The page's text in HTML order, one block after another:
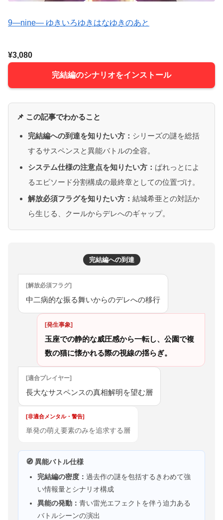
9―nine― ゆきいろゆきはなゆきのあと
¥3,080
完結編のシナリオをインストール
📌 この記事でわかること
完結編への到達を知りたい方： シリーズの謎を総括
するサスペンスと異能バトルの全容。
システム仕様の注意点を知りたい方： ぱれっとによ
るエピソード分割構成の最終章としての位置づけ。
解放必須フラグを知りたい方：結城希亜との対話か
ら生じる、クールからデレへのギャップ。
完結編への到達
[解放必須フラグ]
中二病的な振る舞いからのデレへの移行
[発生事象]
玉座での静的な威圧感から一転し、公園で複
数の猫に懐かれる際の視線の揺らぎ。
[適合プレイヤー]
長大なサスペンスの真相解明を望む層
[非適合メンタル・警告]
単発の萌え要素のみを追求する層
🧭 異能バトル仕様
完結編の密度： 過去作の謎を包括するきわめて強
い情報量とシナリオ構成
異能の発動： 青い雷光エフェクトを伴う迫力ある
バトルシーンの演出